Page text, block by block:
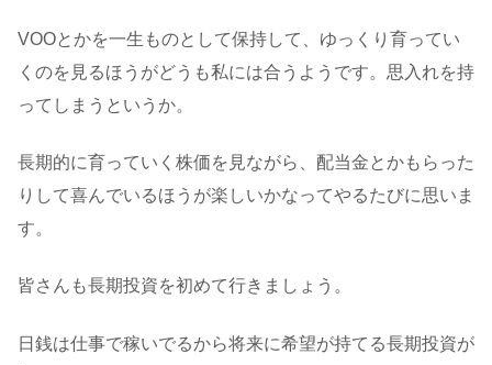
VOOとかを一生ものとして保持して、ゆっくり育ってい
くのを見るほうがどうも私には合うようです。思入れを持
ってしまうというか。
長期的に育っていく株価を見ながら、配当金とかもらった
りして喜んでいるほうが楽しいかなってやるたびに思いま
す。
皆さんも長期投資を初めて行きましょう。
日銭は仕事で稼いでるから将来に希望が持てる長期投資が